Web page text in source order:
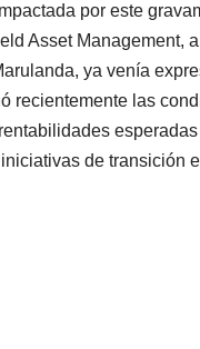
por este
Asset Management,
ya venía
recientemente las
de transición